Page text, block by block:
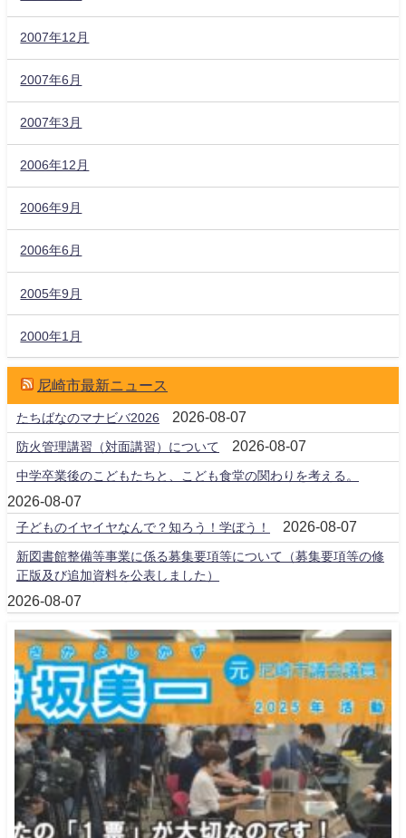
2007年12月
2007年6月
2007年3月
2006年12月
2006年9月
2006年6月
2005年9月
2000年1月
尼崎市最新ニュース
たちばなのマナビバ2026 2026-08-07
防火管理講習（対面講習）について 2026-08-07
中学卒業後のこどもたちと、こども食堂の関わりを考える。
2026-08-07
子どものイヤイヤなんで？知ろう！学ぼう！ 2026-08-07
新図書館整備等事業に係る募集要項等について（募集要項等の修
正版及び追加資料を公表しました）
2026-08-07